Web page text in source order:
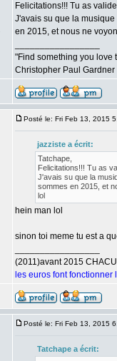
Felicitations!!! Tu as
J'avais su que la musique
en 2015, et nous ne
"Find something you love
Christopher Paul Gardner
Posté le: Fri Feb 13, 2015
jazziste a écrit:
Tatchape,
Felicitations!!! Tu as
J'avais su que la
sommes en 2015, et
lol
hein man lol
sinon toi meme tu est a
(2011)avant 2015
les euros font fonctionner
Posté le: Fri Feb 13, 2015
Tatchape a écrit: